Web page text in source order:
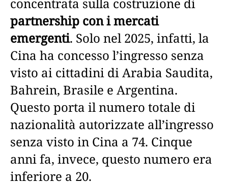
partnership con i mercati
emergenti. Solo nel 2025, infatti, la
Cina ha concesso l’ingresso senza
visto ai cittadini di Arabia Saudita,
Bahrein, Brasile e Argentina.
Questo porta il numero totale di
nazionalità autorizzate all’ingresso
senza visto in Cina a 74. Cinque
anni fa, invece, questo numero era
inferiore a 20.